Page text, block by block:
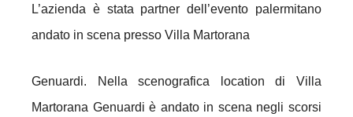
L’azienda è stata partner dell’evento palermitano
andato in scena presso Villa Martorana
Genuardi. Nella scenografica location di Villa
Martorana Genuardi è andato in scena negli scorsi